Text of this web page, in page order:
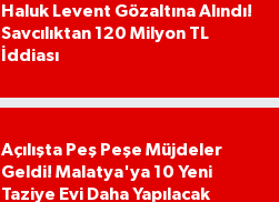
Haluk Levent Gözaltına Alındı!
Savcılıktan 120 Milyon TL
İddiası
Açılışta Peş Peşe Müjdeler
Geldi! Malatya'ya 10 Yeni
Taziye Evi Daha Yapılacak